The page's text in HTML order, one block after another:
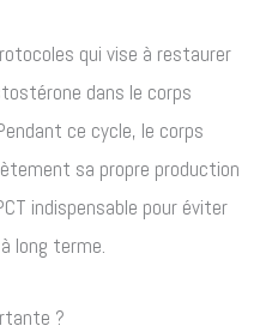
qui vise à restaurer
dans le corps
ce cycle, le corps
sa propre production
indispensable pour éviter
long terme.
?